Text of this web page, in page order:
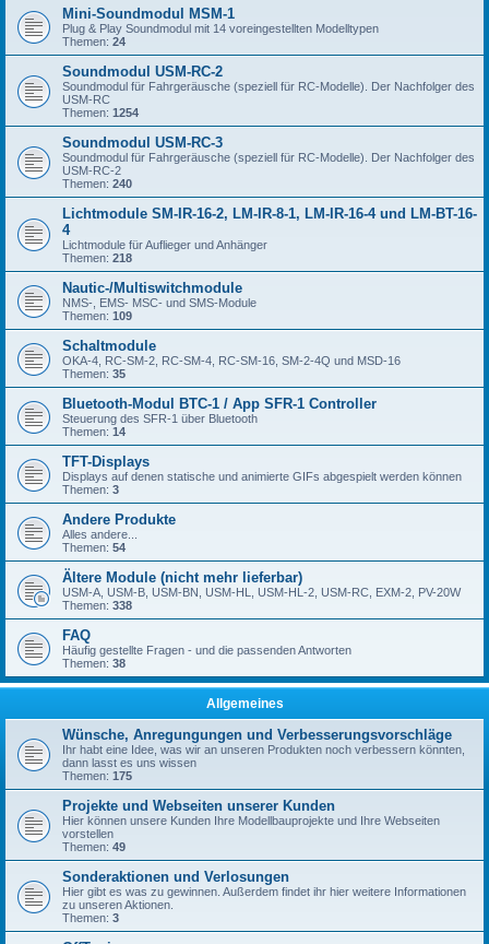
Mini-Soundmodul MSM-1
Plug & Play Soundmodul mit 14 voreingestellten Modelltypen
Themen: 24
Soundmodul USM-RC-2
Soundmodul für Fahrgeräusche (speziell für RC-Modelle). Der Nachfolger des
USM-RC
Themen: 1254
Soundmodul USM-RC-3
Soundmodul für Fahrgeräusche (speziell für RC-Modelle). Der Nachfolger des
USM-RC-2
Themen: 240
Lichtmodule SM-IR-16-2, LM-IR-8-1, LM-IR-16-4 und LM-BT-16-
4
Lichtmodule für Auflieger und Anhänger
Themen: 218
Nautic-/Multiswitchmodule
NMS-, EMS- MSC- und SMS-Module
Themen: 109
Schaltmodule
OKA-4, RC-SM-2, RC-SM-4, RC-SM-16, SM-2-4Q und MSD-16
Themen: 35
Bluetooth-Modul BTC-1 / App SFR-1 Controller
Steuerung des SFR-1 über Bluetooth
Themen: 14
TFT-Displays
Displays auf denen statische und animierte GIFs abgespielt werden können
Themen: 3
Andere Produkte
Alles andere...
Themen: 54
Ältere Module (nicht mehr lieferbar)
USM-A, USM-B, USM-BN, USM-HL, USM-HL-2, USM-RC, EXM-2, PV-20W
Themen: 338
FAQ
Häufig gestellte Fragen - und die passenden Antworten
Themen: 38
Allgemeines
Wünsche, Anregungungen und Verbesserungsvorschläge
Ihr habt eine Idee, was wir an unseren Produkten noch verbessern könnten,
dann lasst es uns wissen
Themen: 175
Projekte und Webseiten unserer Kunden
Hier können unsere Kunden Ihre Modellbauprojekte und Ihre Webseiten
vorstellen
Themen: 49
Sonderaktionen und Verlosungen
Hier gibt es was zu gewinnen. Außerdem findet ihr hier weitere Informationen
zu unseren Aktionen.
Themen: 3